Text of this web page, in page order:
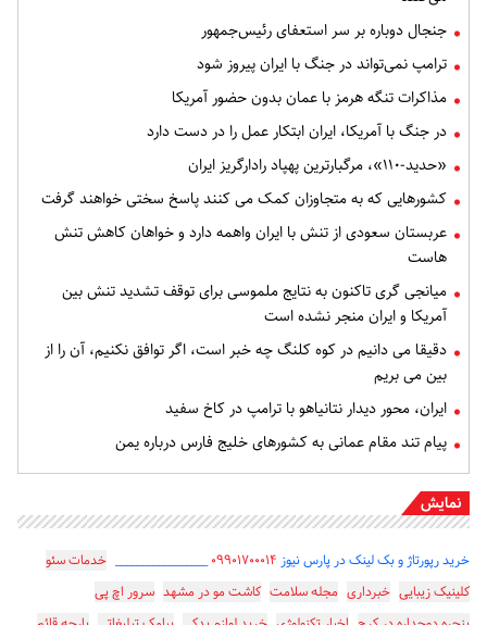
جنجال دوباره بر سر استعفای رئیس‌جمهور
ترامپ نمی‌تواند در جنگ با ایران پیروز شود
مذاکرات تنگه هرمز با عمان بدون حضور آمریکا
در جنگ با آمریکا، ایران ابتکار عمل را در دست دارد
«حدید-۱۱۰»، مرگبارترین پهپاد رادارگریز ایران
کشورهایی که به متجاوزان کمک می کنند پاسخ سختی خواهند گرفت
عربستان سعودی از تنش با ایران واهمه دارد و خواهان کاهش تنش
هاست
میانجی گری تاکنون به نتایج ملموسی برای توقف تشدید تنش بین
آمریکا و ایران منجر نشده است
دقیقا می دانیم در کوه کلنگ چه خبر است، اگر توافق نکنیم، آن را از
بین می بریم
ایران، محور دیدار نتانیاهو با ترامپ در کاخ سفید
پیام تند مقام عمانی به کشورهای خلیج فارس درباره یمن
نمایش
خرید رپورتاژ و بک لینک در پارس نیوز ۰۹۹۰۱۷۰۰۰۱۴_________________ خدمات سئو
کلینیک زیبایی خبرداری مجله سلامت کاشت مو در مشهد سرور اچ پی